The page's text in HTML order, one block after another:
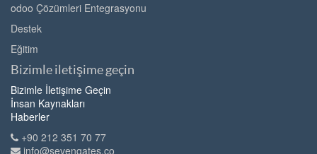
odoo Çözümleri Entegrasyonu
Destek
Eğitim
Bizimle iletişime geçin
Bizimle İletişime Geçin
İnsan Kaynakları
Haberler
+90 212 351 70 77
info@sevengates.co